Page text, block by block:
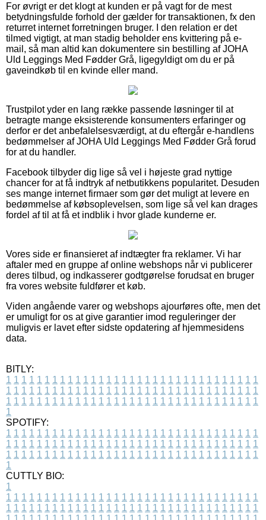
For øvrigt er det klogt at kunden er på vagt for de mest
betydningsfulde forhold der gælder for transaktionen, fx den
returret internet forretningen bruger. I den relation er det
tilmed vigtigt, at man stadig beholder ens kvittering på e-
mail, så man altid kan dokumentere sin bestilling af JOHA
Uld Leggings Med Fødder Grå, ligegyldigt om du er på
gaveindkøb til en kvinde eller mand.
Trustpilot yder en lang række passende løsninger til at
betragte mange eksisterende konsumenters erfaringer og
derfor er det anbefalelsesværdigt, at du eftergår e-handlens
bedømmelser af JOHA Uld Leggings Med Fødder Grå forud
for at du handler.
Facebook tilbyder dig lige så vel i højeste grad nyttige
chancer for at få indtryk af netbutikkens popularitet. Desuden
ses mange internet firmaer som gør det muligt at levere en
bedømmelse af købsoplevelsen, som lige så vel kan drages
fordel af til at få et indblik i hvor glade kunderne er.
Vores side er finansieret af indtægter fra reklamer. Vi har
aftaler med en gruppe af online webshops når vi publicerer
deres tilbud, og indkasserer godtgørelse forudsat en bruger
fra vores website fuldfører et køb.
Viden angående varer og webshops ajourføres ofte, men det
er umuligt for os at give garantier imod reguleringer der
muligvis er lavet efter sidste opdatering af hjemmesidens
data.
BITLY:
1 1 1 1 1 1 1 1 1 1 1 1 1 1 1 1 1 1 1 1 1 1 1 1 1 1 1 1 1 1 1 1 1
1 1 1 1 1 1 1 1 1 1 1 1 1 1 1 1 1 1 1 1 1 1 1 1 1 1 1 1 1 1 1 1 1
1 1 1 1 1 1 1 1 1 1 1 1 1 1 1 1 1 1 1 1 1 1 1 1 1 1 1 1 1 1 1 1 1
1
SPOTIFY:
1 1 1 1 1 1 1 1 1 1 1 1 1 1 1 1 1 1 1 1 1 1 1 1 1 1 1 1 1 1 1 1 1
1 1 1 1 1 1 1 1 1 1 1 1 1 1 1 1 1 1 1 1 1 1 1 1 1 1 1 1 1 1 1 1 1
1 1 1 1 1 1 1 1 1 1 1 1 1 1 1 1 1 1 1 1 1 1 1 1 1 1 1 1 1 1 1 1 1
1
CUTTLY BIO:
1
1 1 1 1 1 1 1 1 1 1 1 1 1 1 1 1 1 1 1 1 1 1 1 1 1 1 1 1 1 1 1 1 1
1 1 1 1 1 1 1 1 1 1 1 1 1 1 1 1 1 1 1 1 1 1 1 1 1 1 1 1 1 1 1 1 1